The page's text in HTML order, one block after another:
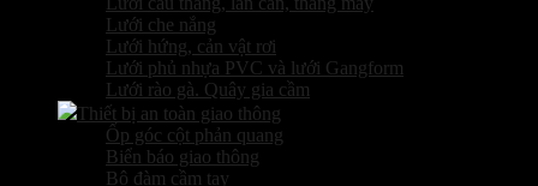
Lưới che nắng
Lưới hứng, cản vật rơi
Lưới phủ nhựa PVC và lưới Gangform
Lưới rào gà. Quây gia cầm
Thiết bị an toàn giao thông
Ốp góc cột phản quang
Biển báo giao thông
Bộ đàm cầm tay